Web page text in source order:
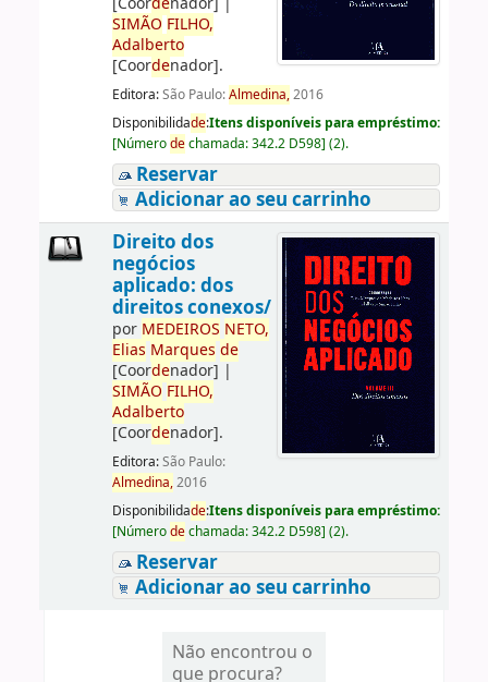
SIMÃO FILHO,
Adalberto
[Coordenador].
Editora:São Paulo:Almedina,2016
Disponibilidade:Itens disponíveis para empréstimo:
[Númerodechamada:342.2 D598] (2).
Reservar
Adicionar ao seu carrinho
Direito dos
negócios
aplicado: dos
direitos conexos/
por MEDEIROS NETO,
Elias Marques de
[Coordenador] |
SIMÃO FILHO,
Adalberto
[Coordenador].
Editora:São Paulo:
Almedina,2016
Disponibilidade:Itens disponíveis para empréstimo:
[Númerodechamada:342.2 D598] (2).
Reservar
Adicionar ao seu carrinho
Não encontrou o
que procura?